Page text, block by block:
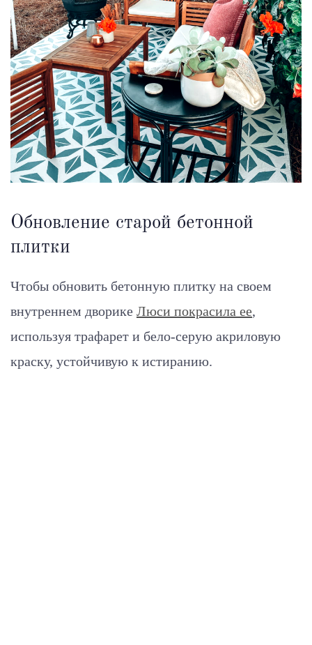
Обновление старой бетонной
плитки
Чтобы обновить бетонную плитку на своем
внутреннем дворике Люси покрасила ее,
используя трафарет и бело-серую акриловую
краску, устойчивую к истиранию.